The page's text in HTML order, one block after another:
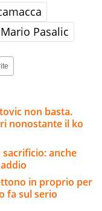
Mario Pasalic
non basta.
nonostante il ko
anche
in proprio per
fa sul serio